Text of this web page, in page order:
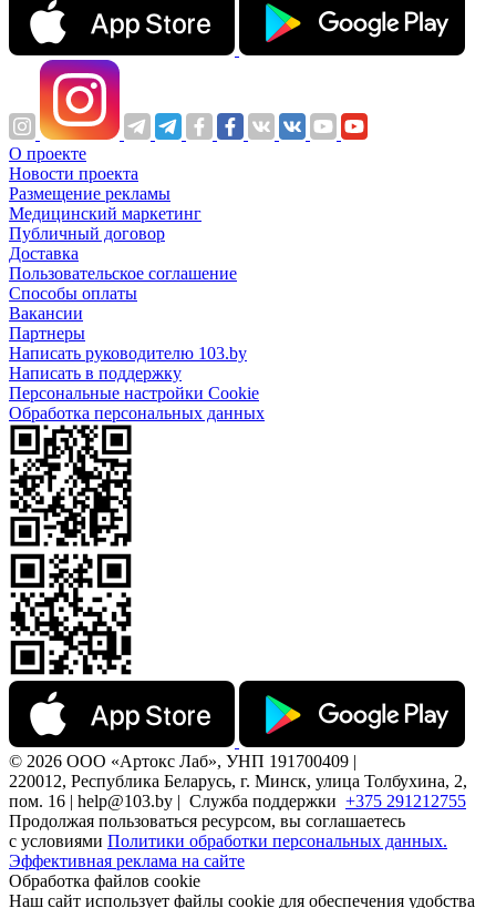
О проекте
Новости проекта
Размещение рекламы
Медицинский маркетинг
Публичный договор
Доставка
Пользовательское соглашение
Способы оплаты
Вакансии
Партнеры
Написать руководителю 103.by
Написать в поддержку
Персональные настройки Cookie
Обработка персональных данных
© 2026 ООО «Артокс Лаб», УНП 191700409 |
220012, Республика Беларусь, г. Минск, улица Толбухина, 2,
пом. 16 | help@103.by | Служба поддержки +375 291212755
Продолжая пользоваться ресурсом, вы соглашаетесь
с условиями Политики обработки персональных данных.
Эффективная реклама на сайте
Обработка файлов cookie
Наш сайт использует файлы cookie для обеспечения удобства